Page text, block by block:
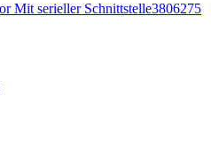
Mit serieller Schnittstelle3806275